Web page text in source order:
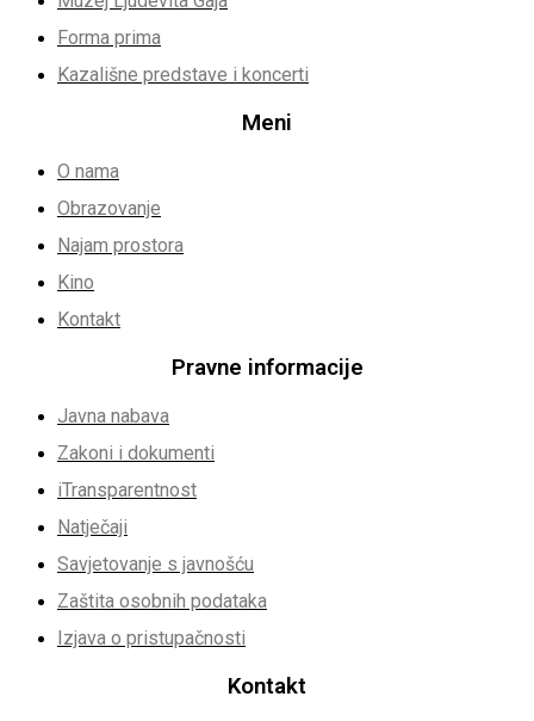
Forma prima
Kazališne predstave i koncerti
Meni
O nama
Obrazovanje
Najam prostora
Kino
Kontakt
Pravne informacije
Javna nabava
Zakoni i dokumenti
iTransparentnost
Natječaji
Savjetovanje s javnošću
Zaštita osobnih podataka
Izjava o pristupačnosti
Kontakt